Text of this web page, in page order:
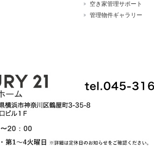
空き家管理サポート
管理物件ギャラリー